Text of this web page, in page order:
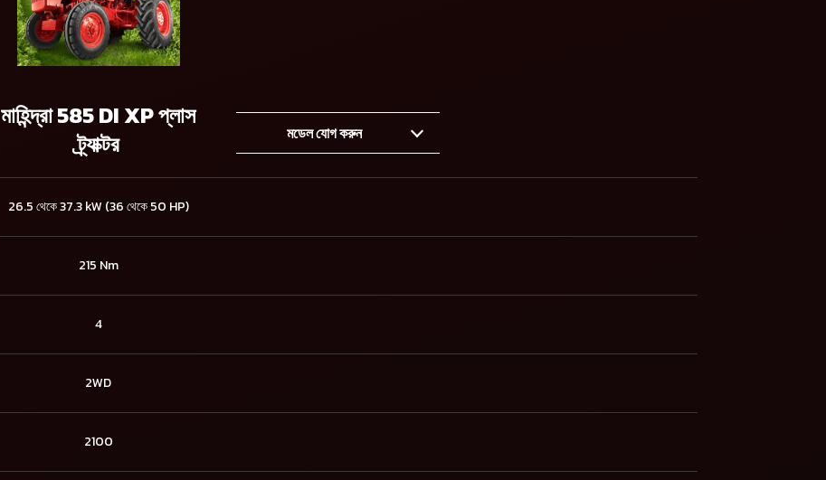
মাহিন্দ্রা 585 DI XP প্লাস
ট্র্যাক্টর
মডেল যোগ করুন
26.5 থেকে 37.3 kW (36 থেকে 50 HP)
215 Nm
4
2WD
2100